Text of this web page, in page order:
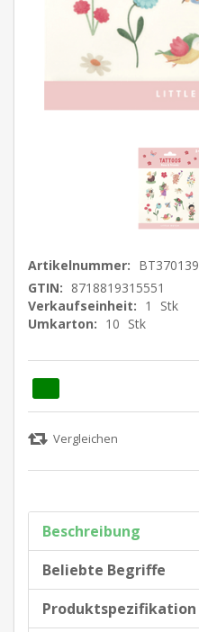
Artikelnummer: BT370139
GTIN: 8718819315551
Verkaufseinheit: 1
Stk
Umkarton: 10 Stk
Beschreibung
Beliebte Begriffe
Produktspezifikation